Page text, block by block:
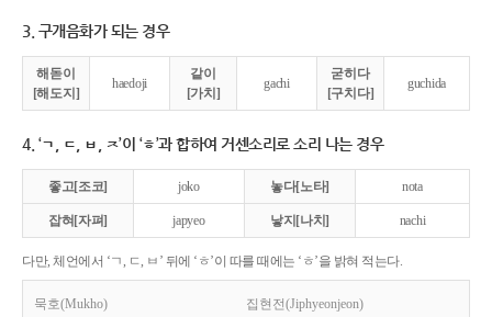
3. 구개음화가 되는 경우
해돋이
[해도지]
haedoji
같이
[가치]
gachi
굳히다
[구치다]
guchida
4. ‘ㄱ, ㄷ, ㅂ, ㅈ’이 ‘ㅎ’과 합하여 거센소리로 소리 나는 경우
좋고[조코] joko 놓다[노타] nota
잡혀[자펴] japyeo 낳지[나치] nachi
다만, 체언에서 ‘ㄱ, ㄷ, ㅂ’ 뒤에 ‘ㅎ’이 따를 때에는 ‘ㅎ’을 밝혀 적는다.
묵호(Mukho) 집현전(Jiphyeonjeon)